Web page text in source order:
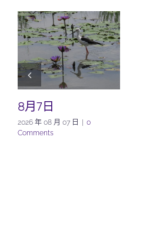
8月7日
2026 年 08 月 07 日 | 0
Comments